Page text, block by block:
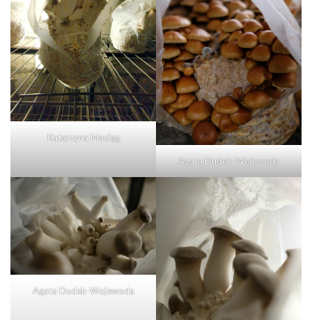
Katarzyna Maciąg
Agata Dudek-Wojewoda
Agata Dudek-Wojewoda